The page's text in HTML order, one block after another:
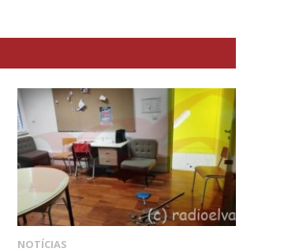
NOTÍCIAS